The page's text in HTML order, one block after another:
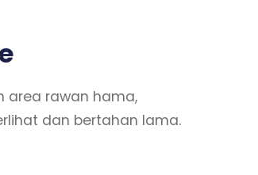
area rawan hama,
dan bertahan lama.